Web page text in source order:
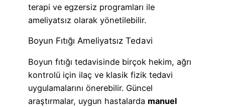
terapi ve egzersiz programları ile
ameliyatsız olarak yönetilebilir.
Boyun Fıtığı Ameliyatsız Tedavi
Boyun fıtığı tedavisinde birçok hekim, ağrı
kontrolü için ilaç ve klasik fizik tedavi
uygulamalarını önerebilir. Güncel
araştırmalar, uygun hastalarda manuel